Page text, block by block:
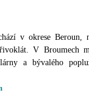
v okrese Beroun,
V Broumech
a bývalého